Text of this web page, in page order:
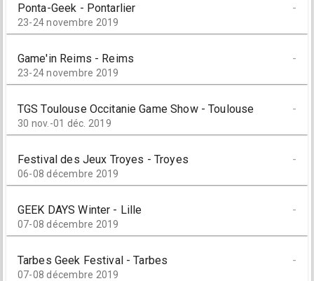
Ponta-Geek - Pontarlier
23-24 novembre 2019
-
Game'in Reims - Reims
23-24 novembre 2019
-
TGS Toulouse Occitanie Game Show - Toulouse
30 nov.-01 déc. 2019
-
Festival des Jeux Troyes - Troyes
06-08 décembre 2019
-
GEEK DAYS Winter - Lille
07-08 décembre 2019
-
Tarbes Geek Festival - Tarbes
07-08 décembre 2019
-